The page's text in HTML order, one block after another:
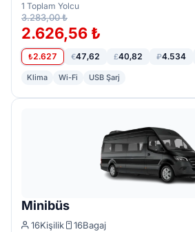
1 Toplam Yolcu
3.283,00 ₺
2.626,56 ₺
₺2.627 €47,62 £40,82 ₽4.534
Klima Wi-Fi USB Şarj
Minibüs
16Kişilik 16Bagaj